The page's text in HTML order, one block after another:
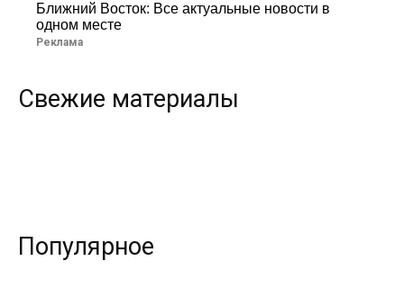
Ближний Восток: Все актуальные новости в
одном месте
Реклама
Свежие материалы
Популярное